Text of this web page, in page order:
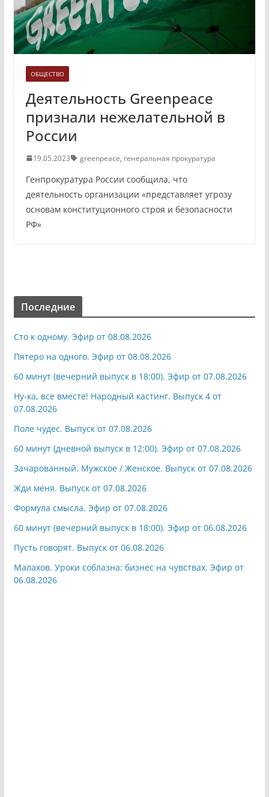
ОБЩЕСТВО
Деятельность Greenpeace
признали нежелательной в
России
19.05.2023 greenpeace, генеральная прокуратура
Генпрокуратура России сообщила, что
деятельность организации «представляет угрозу
основам конституционного строя и безопасности
РФ»
Последние
Сто к одному. Эфир от 08.08.2026
Пятеро на одного. Эфир от 08.08.2026
60 минут (вечерний выпуск в 18:00). Эфир от 07.08.2026
Ну-ка, все вместе! Народный кастинг. Выпуск 4 от
07.08.2026
Поле чудес. Выпуск от 07.08.2026
60 минут (дневной выпуск в 12:00). Эфир от 07.08.2026
Зачарованный. Мужское / Женское. Выпуск от 07.08.2026
Жди меня. Выпуск от 07.08.2026
Формула смысла. Эфир от 07.08.2026
60 минут (вечерний выпуск в 18:00). Эфир от 06.08.2026
Пусть говорят. Выпуск от 06.08.2026
Малахов. Уроки соблазна: бизнес на чувствах. Эфир от
06.08.2026